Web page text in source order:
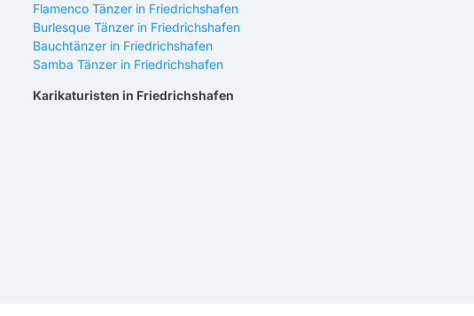
Flamenco Tänzer in Friedrichshafen
Burlesque Tänzer in Friedrichshafen
Bauchtänzer in Friedrichshafen
Samba Tänzer in Friedrichshafen
Karikaturisten in Friedrichshafen